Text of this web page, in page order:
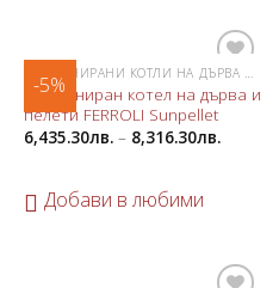
-5%
Добави
в
любими
КОМБИНИРАНИ КОТЛИ НА ДЪРВА И ПЕЛЕТИ
Комбиниран котел на дърва и
пелети FERROLI Sunpellet
6,435.30лв.– 8,316.30лв.
Добави в любими